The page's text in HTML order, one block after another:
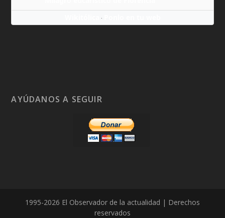
·
AYÚDANOS A SEGUIR
1995-2026 El Observador de la actualidad | Derechos
reservados